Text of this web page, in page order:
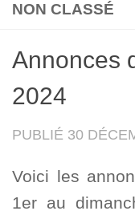
NON CLASSÉ
Annonces
2024
PUBLIÉ 30
Voici les
1er au